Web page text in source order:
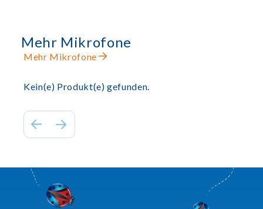
Mehr Mikrofone
Mehr Mikrofone
Kein(e) Produkt(e) gefunden.